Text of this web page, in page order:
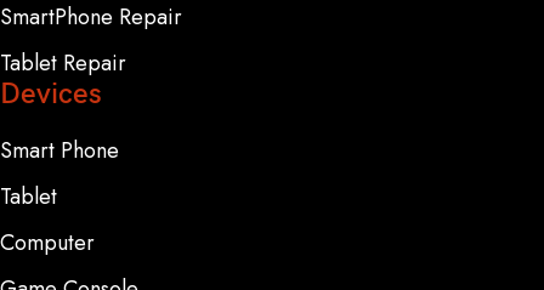
SmartPhone Repair
Tablet Repair
Devices
Smart Phone
Tablet
Computer